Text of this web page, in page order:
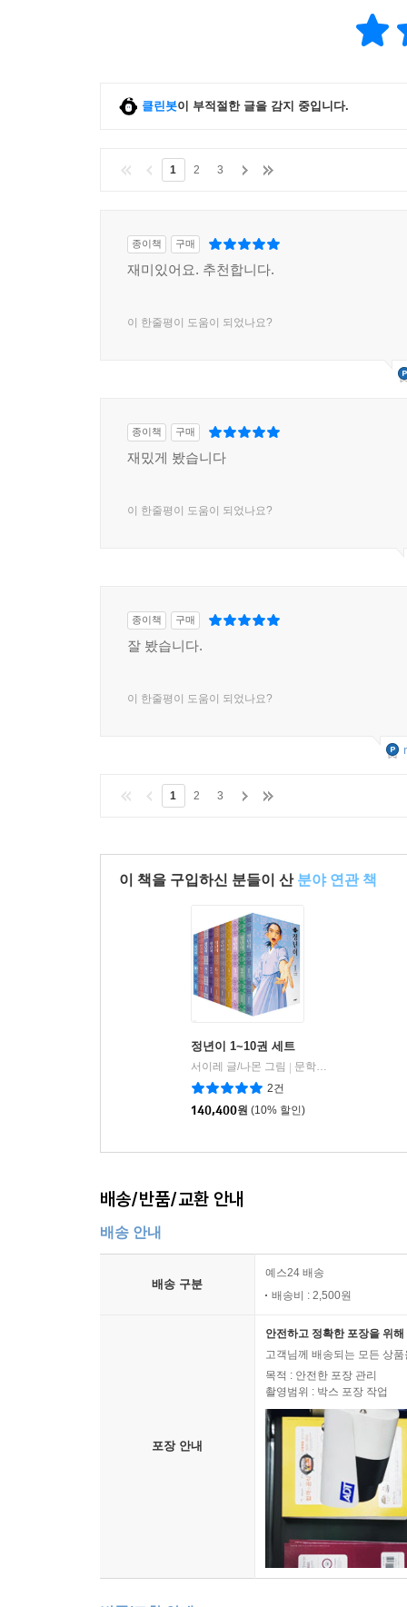
클린봇이 부적절한 글을 감지 중입니다.
1 2 3
종이책 구매
재미있어요. 추천합니다.
이 한줄평이 도움이 되었나요?
종이책 구매
재밌게 봤습니다
이 한줄평이 도움이 되었나요?
종이책 구매
잘 봤습니다.
이 한줄평이 도움이 되었나요?
1 2 3
이 책을 구입하신 분들이 산 분야 연관 책
정년이 1~10권 세트
서이레 글/나몬 그림
문학동네
2건
140,400원 (10% 할인)
배송/반품/교환 안내
배송 안내
배송 구분
예스24 배송
배송비 : 2,500원
포장 안내
안전하고 정확한 포장을 위
고객님께 배송되는 모든 상
목적 : 안전한 포장 관리
촬영범위 : 박스 포장 작업